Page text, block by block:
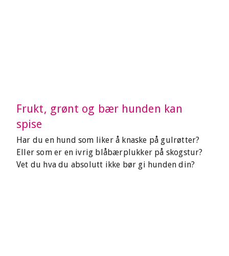
Frukt, grønt og bær hunden kan
spise
Har du en hund som liker å knaske på gulrøtter?
Eller som er en ivrig blåbærplukker på skogstur?
Vet du hva du absolutt ikke bør gi hunden din?